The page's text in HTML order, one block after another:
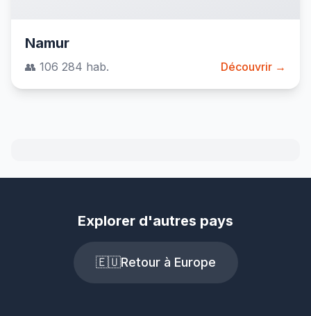
Namur
👥 106 284 hab. Découvrir →
Explorer d'autres pays
🇪🇺Retour à Europe